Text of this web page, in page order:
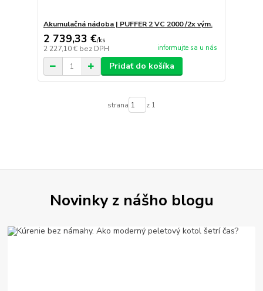
Akumulačná nádoba | PUFFER 2 VC 2000 /2x vým.
2 739,33 €/ks
2 227,10 € bez DPH informujte sa u nás
Pridať do košíka
strana z 1
Novinky z nášho blogu